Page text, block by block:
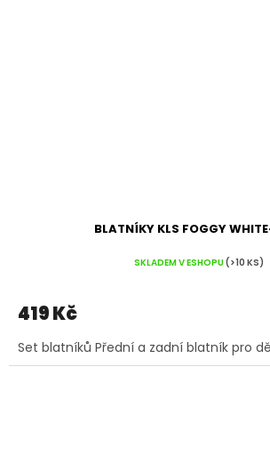
BLATNÍKY KLS FOGGY
SKLADEM V ESHOPU(>10 KS)
419 Kč
Set blatníků Přední a zadní blatník pro